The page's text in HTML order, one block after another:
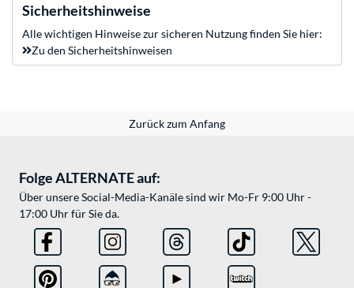
Sicherheitshinweise
Alle wichtigen Hinweise zur sicheren Nutzung finden Sie hier:
Zu den Sicherheitshinweisen
Zurück zum Anfang
Folge ALTERNATE auf:
Über unsere Social-Media-Kanäle sind wir Mo-Fr 9:00 Uhr -
17:00 Uhr für Sie da.